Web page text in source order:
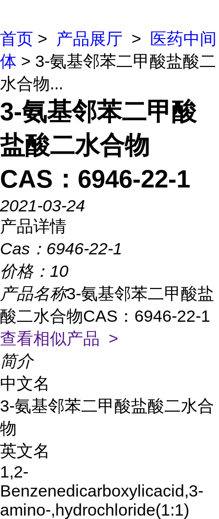
首页 > 产品展厅 >
医药中间
体 > 3-氨基邻苯二甲酸盐酸二
水合物...
3-氨基邻苯二甲酸
盐酸二水合物
CAS：6946-22-1
2021-03-24
产品详情
Cas： 6946-22-1
价格： 10
产品名称3-氨基邻苯二甲酸盐
酸二水合物CAS：6946-22-1
查看相似产品 >
简介
中文名
3-氨基邻苯二甲酸盐酸二水合
物
英文名
1,2-
Benzenedicarboxylicacid,3-
amino-,hydrochloride(1:1)